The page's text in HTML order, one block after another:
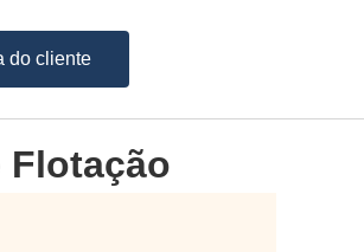
do cliente
Flotação